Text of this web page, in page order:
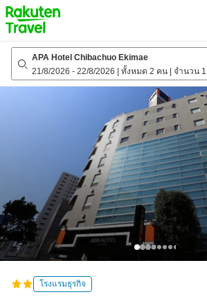
to
top
page
APA Hotel Chibachuo Ekimae
21/8/2026 - 22/8/2026 ทั้งหมด 2 คน จำนวน 1
โรงแรมธุรกิจ